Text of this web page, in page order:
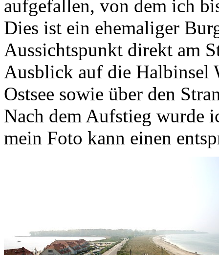
aufgefallen, von dem ich
Dies ist ein ehemaliger
Aussichtspunkt direkt am
Ausblick auf die Halbinsel
Ostsee sowie über den
Nach dem Aufstieg wurde
mein Foto kann einen